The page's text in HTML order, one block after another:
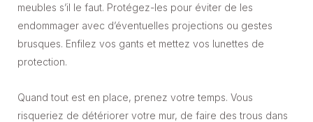
meubles s’il le faut. Protégez-les pour éviter de les
endommager avec d’éventuelles projections ou gestes
brusques. Enfilez vos gants et mettez vos lunettes de
protection.
Quand tout est en place, prenez votre temps. Vous
risqueriez de détériorer votre mur, de faire des trous dans